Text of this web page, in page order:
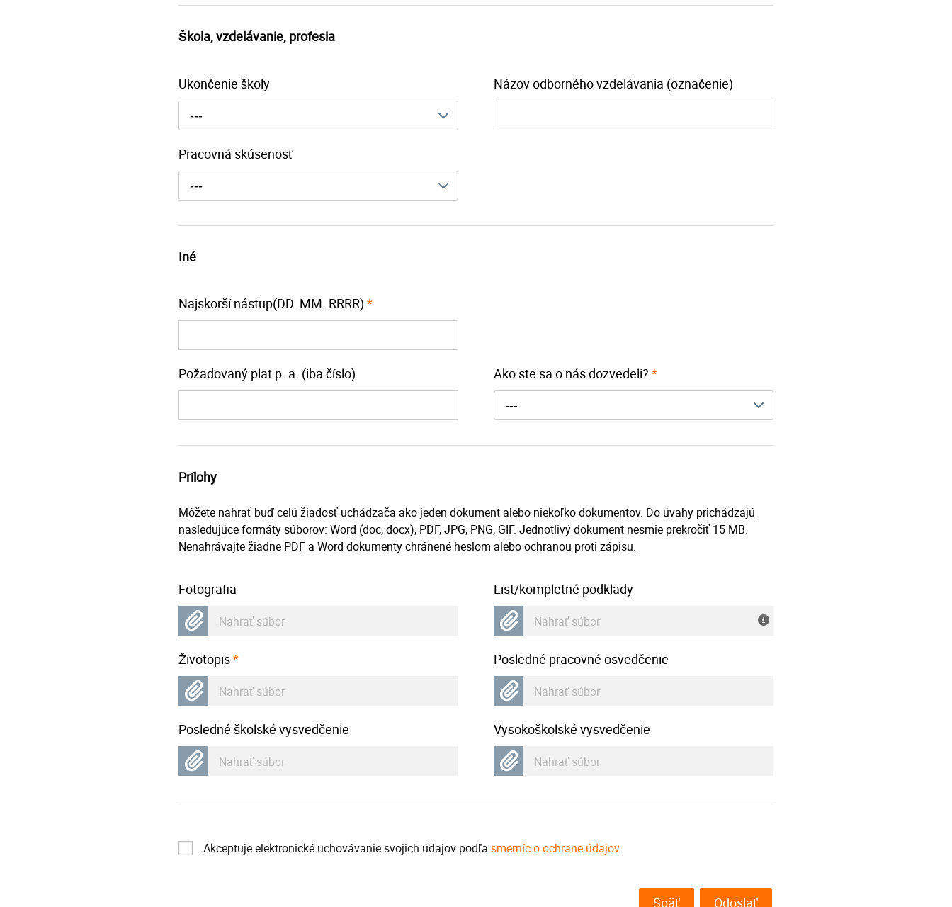
Škola, vzdelávanie, profesia
Ukončenie školy
---
Názov odborného vzdelávania (označenie)
Pracovná skúsenosť
---
Iné
Najskorší nástup(DD. MM. RRRR) *
Požadovaný plat p. a. (iba číslo) Ako ste sa o nás dozvedeli?*
---
Prílohy
Môžete nahrať buď celú žiadosť uchádzača ako jeden dokument alebo niekoľko dokumentov. Do úvahy prichádzajú
nasledujúce formáty súborov: Word (doc, docx), PDF, JPG, PNG, GIF. Jednotlivý dokument nesmie prekročiť 15 MB.
Nenahrávajte žiadne PDF a Word dokumenty chránené heslom alebo ochranou proti zápisu.
Fotografia
Nahrať súbor
List/kompletné podklady
Nahrať súbor
Životopis*
Nahrať súbor
Posledné pracovné osvedčenie
Nahrať súbor
Posledné školské vysvedčenie
Nahrať súbor
Vysokoškolské vysvedčenie
Nahrať súbor
Akceptuje elektronické uchovávanie svojich údajov podľa smerníc o ochrane údajov.
Späť Odoslať